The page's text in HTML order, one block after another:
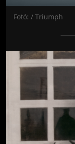
Fotó: / Triumph